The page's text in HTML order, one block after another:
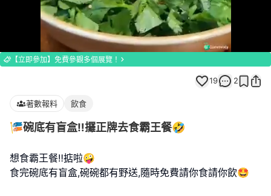
Loaded:
100.00%
【立即參加】免費參觀多個展覽！
19 2
著數報料 飲食
🎏碗底有盲盒‼️攞正牌去食霸王餐🤣
想食霸王餐‼️掂啦🤪
食完碗底有盲盒,碗碗都有野送,隨時免費請你食請你飲🤩